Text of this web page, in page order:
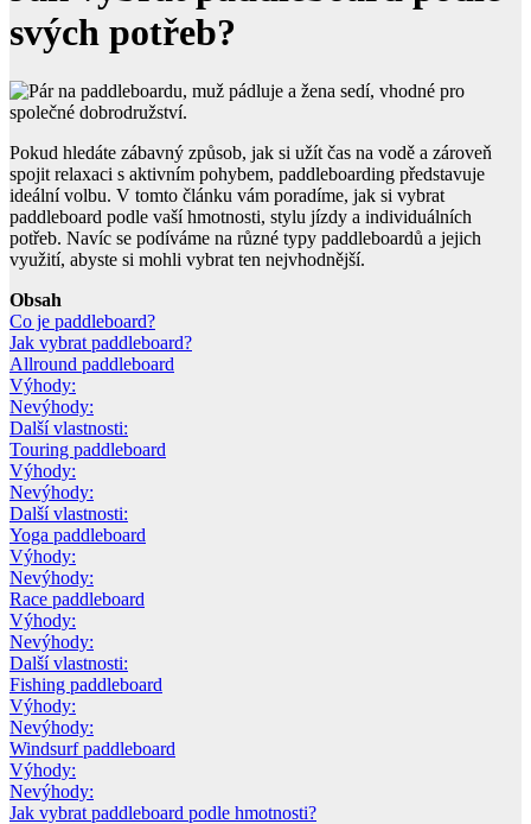
svých potřeb?
Pokud hledáte zábavný způsob, jak si užít čas na vodě a zároveň
spojit relaxaci s aktivním pohybem, paddleboarding představuje
ideální volbu. V tomto článku vám poradíme, jak si vybrat
paddleboard podle vaší hmotnosti, stylu jízdy a individuálních
potřeb. Navíc se podíváme na různé typy paddleboardů a jejich
využití, abyste si mohli vybrat ten nejvhodnější.
Obsah
Co je paddleboard?
Jak vybrat paddleboard?
Allround paddleboard
Výhody:
Nevýhody:
Další vlastnosti:
Touring paddleboard
Výhody:
Nevýhody:
Další vlastnosti:
Yoga paddleboard
Výhody:
Nevýhody:
Race paddleboard
Výhody:
Nevýhody:
Další vlastnosti:
Fishing paddleboard
Výhody:
Nevýhody:
Windsurf paddleboard
Výhody:
Nevýhody:
Jak vybrat paddleboard podle hmotnosti?